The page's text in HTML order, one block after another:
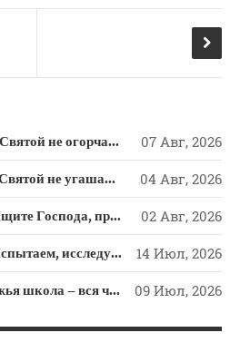
РАЗМЫШЛЕНИЯ: Дух Святой не огорчайте и не оскорбляйте! 07 Авг, 2026
РАЗМЫШЛЕНИЕ: Дух Святой не угашайте! 04 Авг, 2026
СЛОВО из СЛОВА – «Ищите Господа, призывайте Его» (Исаии 55) 02 Авг, 2026
СЛОВО из СЛОВА – «Испытаем, исследуем пути свои и обратимся к Господу» 14 Июл, 2026
РАЗМЫШЛЕНИЯ: «Божья школа – вся человеческая жизнь» 09 Июл, 2026